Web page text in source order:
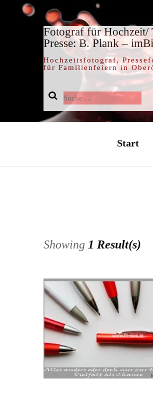
Fotograf für Hochzeit/
Presse: B. Plank –
Hochzeitsfotograf,
für Familienfeiern in
Suche
nach:
Start
Showing 1 Result(s)